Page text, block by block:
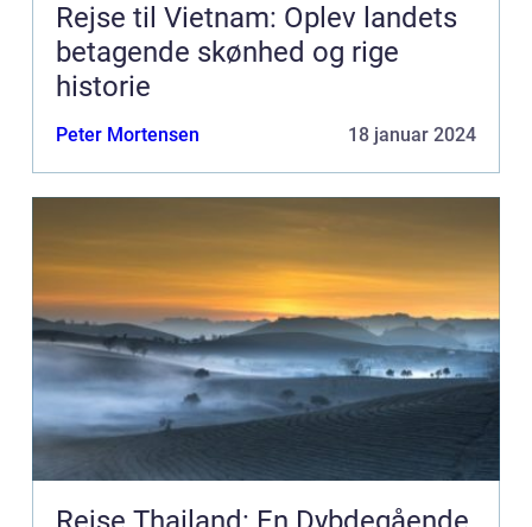
Rejse til Vietnam: Oplev landets
betagende skønhed og rige
historie
Peter Mortensen 18 januar 2024